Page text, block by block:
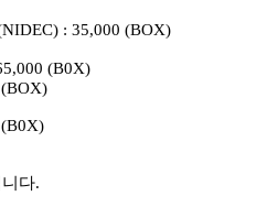
: 35,000 (BOX)
(B0X)
다.